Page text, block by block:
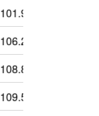
101.95
106.23
108.89
109.5